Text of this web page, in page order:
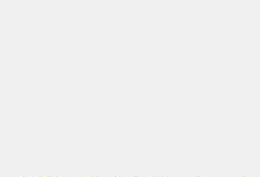
für das „über-den-